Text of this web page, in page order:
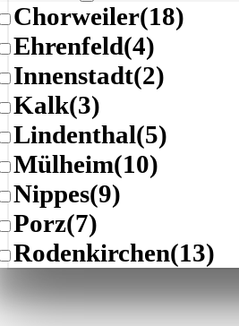
Chorweiler(18)
Ehrenfeld(4)
Innenstadt(2)
Kalk(3)
Lindenthal(5)
Mülheim(10)
Nippes(9)
Porz(7)
Rodenkirchen(13)